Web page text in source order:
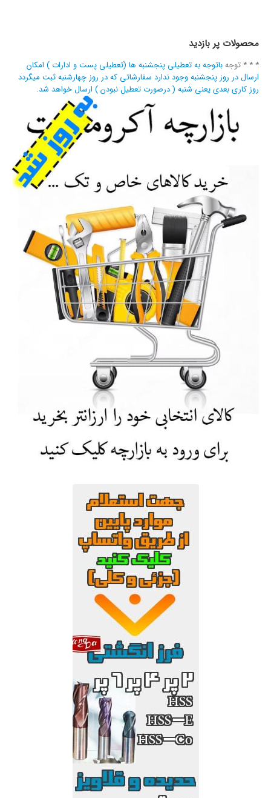
محصولات پر بازدید
* * * توجهباتوجه به تعطیلی پنجشنبه ها (تعطیلی پست و ادارات ) امکان
ارسال در روز پنجشنبه وجود ندارد سفارشاتی که در روز چهارشنبه ثبت میگردد
روز کاری بعدی یعنی شنبه ( درصورت تعطیل نبودن ) ارسال خواهد شد.